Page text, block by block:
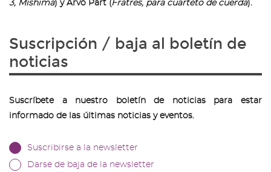
3, Mishima) y Arvo Pärt (Fratres, para cuarteto de cuerda).
Suscripción / baja al boletín de
noticias
Suscríbete a nuestro boletín de noticias para estar
informado de las últimas noticias y eventos.
Suscribirse a la newsletter
Darse de baja de la newsletter